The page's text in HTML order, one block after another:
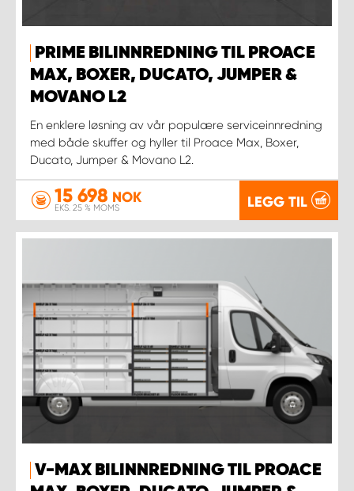
PRIME BILINNREDNING TIL PROACE
MAX, BOXER, DUCATO, JUMPER &
MOVANO L2
En enklere løsning av vår populære serviceinnredning
med både skuffer og hyller til Proace Max, Boxer,
Ducato, Jumper & Movano L2.
15 698 NOK
EKS. 25 % MOMS LEGG TIL
V-MAX BILINNREDNING TIL PROACE